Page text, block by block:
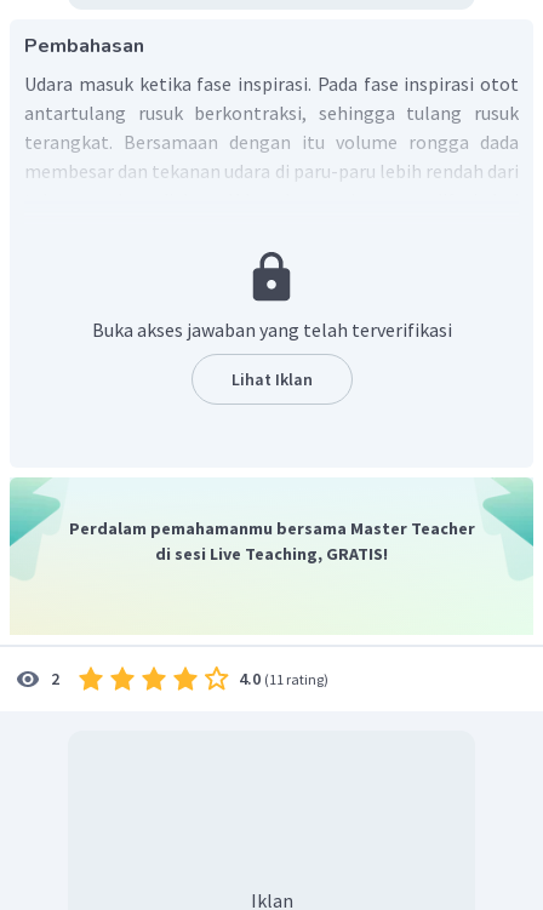
Pembahasan
Udara masuk ketika fase inspirasi. Pada fase inspirasi otot
antartulang rusuk berkontraksi, sehingga tulang rusuk
terangkat. Bersamaan dengan itu volume rongga dada
membesar dan tekanan udara di paru-paru lebih rendah dari
udara di paru-paru lebih rendah maka udara bergerak dari
luar masuk menuju paru-paru.
Buka akses jawaban yang telah terverifikasi
Lihat Iklan
Perdalam pemahamanmu bersama Master Teacher
di sesi Live Teaching, GRATIS!
2 4.0 (11 rating)
Iklan